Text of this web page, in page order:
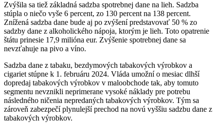
Zvýšila sa tiež základná sadzba spotrebnej dane na lieh. Sadzba
stúpla o niečo vyše 6 percent, zo 130 percent na 138 percent.
Znížená sadzba dane bude aj po zvýšení predstavovať 50 % zo
sadzby dane z alkoholického nápoja, ktorým je lieh. Toto opatrenie
štátu prinesie 17,9 milióna eur. Zvýšenie spotrebnej dane sa
nevzťahuje na pivo a víno.
Sadzba dane z tabaku, bezdymových tabakových výrobkov a
cigariet stúpne k 1. februáru 2024. Vláda umožní o mesiac dlhší
dopredaj tabakových výrobkov v maloobchode tak, aby tomuto
segmentu nevznikli neprimerane vysoké náklady pre potrebu
následného ničenia nepredaných tabakových výrobkov. Tým sa
zároveň zabezpečí plynulejší prechod na novú vyššiu sadzbu dane z
tabakových výrobkov.